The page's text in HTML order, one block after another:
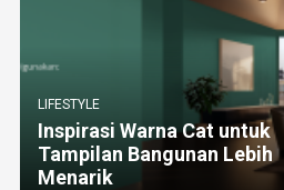
LIFESTYLE
Inspirasi Warna Cat untuk
Tampilan Bangunan Lebih
Menarik